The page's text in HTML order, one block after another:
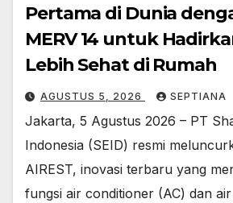
Pertama di Dunia
MERV 14 untuk
Lebih Sehat di Rumah
AGUSTUS 5, 2026 SEPTIANA
Jakarta, 5 Agustus 2026 – PT
Indonesia (SEID) resmi
AIREST, inovasi terbaru yang
fungsi air conditioner (AC) dan